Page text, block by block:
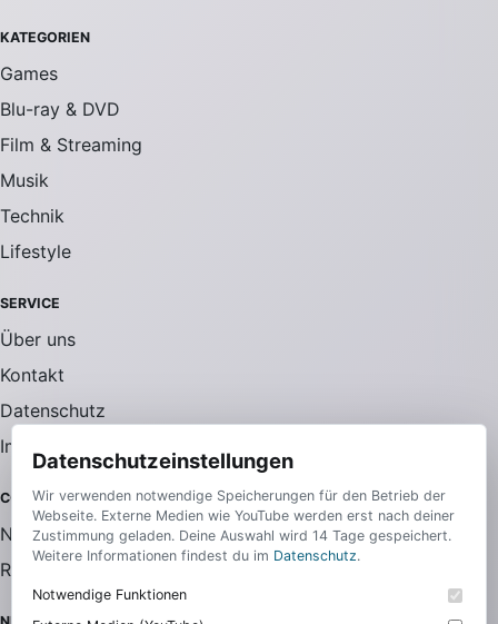
KATEGORIEN
Games
Blu-ray & DVD
Film & Streaming
Musik
Technik
Lifestyle
SERVICE
Über uns
Kontakt
Datenschutz
Impressum
COMMUNITY
Newsletter
RSS-Feed
Datenschutzeinstellungen
Wir verwenden notwendige Speicherungen für den Betrieb der
Webseite. Externe Medien wie YouTube werden erst nach deiner
Zustimmung geladen. Deine Auswahl wird 14 Tage gespeichert.
Weitere Informationen findest du im Datenschutz.
Notwendige Funktionen